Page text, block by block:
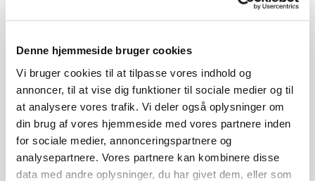
Denne hjemmeside bruger cookies
Vi bruger cookies til at tilpasse vores indhold og
annoncer, til at vise dig funktioner til sociale medier og til
at analysere vores trafik. Vi deler også oplysninger om
din brug af vores hjemmeside med vores partnere inden
for sociale medier, annonceringspartnere og
analysepartnere. Vores partnere kan kombinere disse
data med andre oplysninger, du har givet dem, eller som
Vedprofessor i fysik Jeffrey S. Hangst, Institut for Fysik
Tirsdag d. 7. november 18.45-21.00
Sted: SEF, Fåborgvej 44, 5700 Svendborg (Auditoriet).
Livestream fra Aarhus Universitet.
Deltagelse er gratis, man møder bare op.